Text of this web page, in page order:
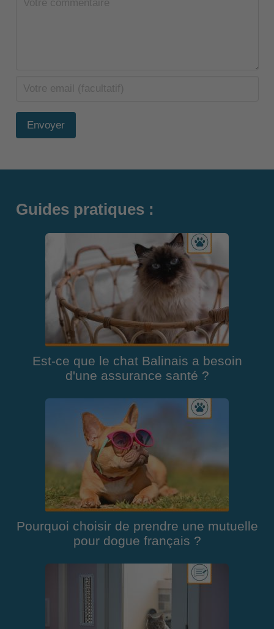
Envoyer
Guides pratiques :
Est-ce que le chat Balinais a besoin
d'une assurance santé ?
Pourquoi choisir de prendre une mutuelle
pour dogue français ?